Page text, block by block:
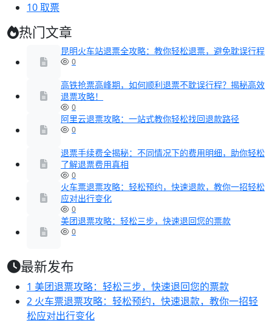
10取票
热门文章
昆明火车站退票全攻略：教你轻松退票，避免耽误行程
0
高铁抢票高峰期，如何顺利退票不耽误行程？揭秘高效
退票攻略！
0
阿里云退票攻略：一站式教你轻松找回退款路径
0
退票手续费全揭秘：不同情况下的费用明细，助你轻松
了解退票费用真相
0
火车票退票攻略：轻松预约，快速退款，教你一招轻松
应对出行变化
0
美团退票攻略：轻松三步，快速退回您的票款
0
最新发布
1 美团退票攻略：轻松三步，快速退回您的票款
2 火车票退票攻略：轻松预约，快速退款，教你一招轻
松应对出行变化